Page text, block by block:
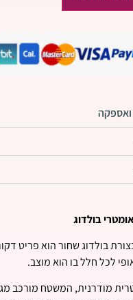
ואספקה
בולדוג
בולדוג שחור הוא פריט
לכל חלל בו הוא מוצב.
מודרנית, המשטח מורכב